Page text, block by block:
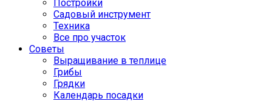
Постройки
Садовый инструмент
Техника
Все про участок
Советы
Выращивание в теплице
Грибы
Грядки
Календарь посадки